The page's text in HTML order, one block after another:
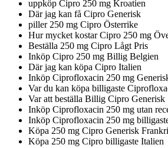
uppköp Cipro 250 mg Kroatien
Där jag kan få Cipro Generisk
piller 250 mg Cipro Österrike
Hur mycket kostar Cipro 250 mg
Beställa 250 mg Cipro Lågt Pris
Inköp Cipro 250 mg Billig Belgien
Där jag kan köpa Cipro Italien
Inköp Ciprofloxacin 250 mg
Var du kan köpa billigaste
Var att beställa Billig Cipro Generisk
Inköp Ciprofloxacin 250 mg utan
Inköp Ciprofloxacin 250 mg
Köpa 250 mg Cipro Generisk
Köpa 250 mg Cipro billigaste Italien